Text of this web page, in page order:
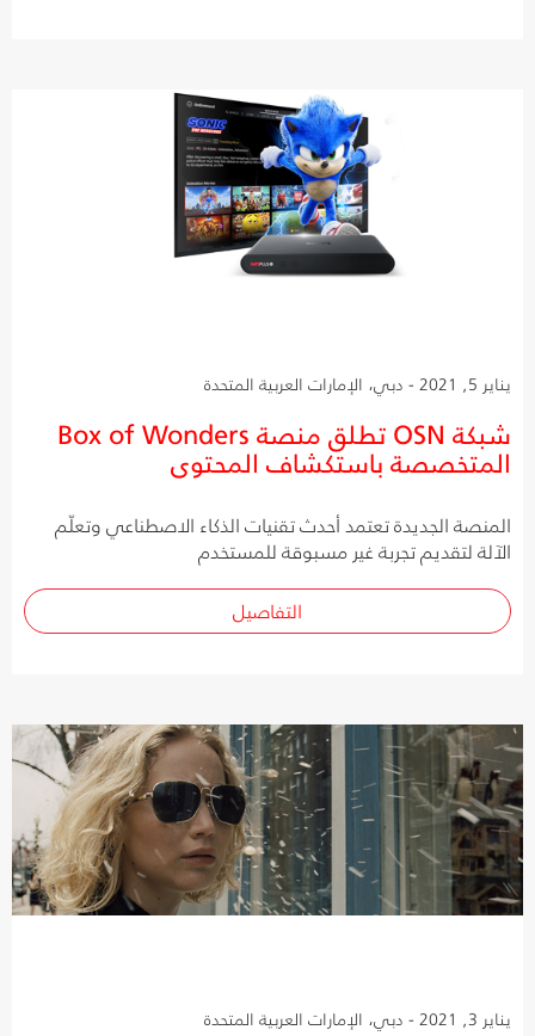
يناير 5, 2021 - دبي، الإمارات العربية المتحدة
شبكة OSN تطلق منصة Box of Wonders
المتخصصة باستكشاف المحتوى
المنصة الجديدة تعتمد أحدث تقنيات الذكاء الاصطناعي وتعلّم
الآلة لتقديم تجربة غير مسبوقة للمستخدم
التفاصيل
يناير 3, 2021 - دبي، الإمارات العربية المتحدة